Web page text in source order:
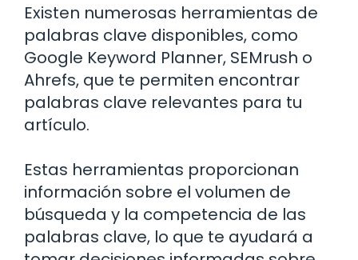
Existen numerosas herramientas de
palabras clave disponibles, como
Google Keyword Planner, SEMrush o
Ahrefs, que te permiten encontrar
palabras clave relevantes para tu
artículo.
Estas herramientas proporcionan
información sobre el volumen de
búsqueda y la competencia de las
palabras clave, lo que te ayudará a